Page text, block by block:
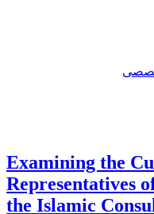
Examining the
Representatives
the Islamic